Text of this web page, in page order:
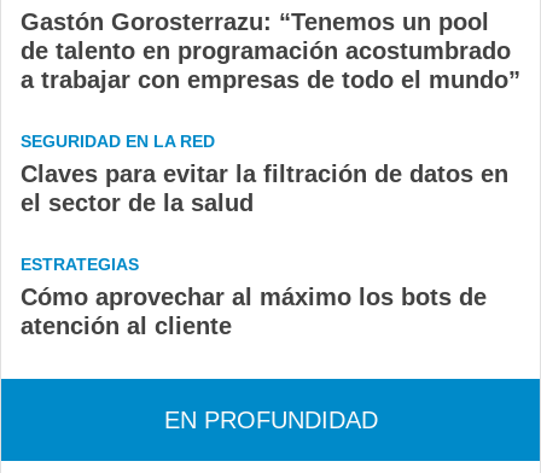
Gastón Gorosterrazu: “Tenemos un pool
de talento en programación acostumbrado
a trabajar con empresas de todo el mundo”
SEGURIDAD EN LA RED
Claves para evitar la filtración de datos en
el sector de la salud
ESTRATEGIAS
Cómo aprovechar al máximo los bots de
atención al cliente
EN PROFUNDIDAD